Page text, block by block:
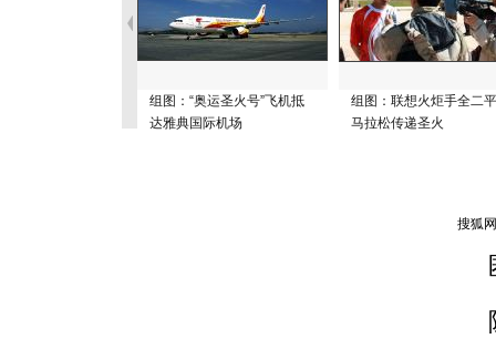
组图：“奥运圣火号”飞机抵
达雅典国际机场
组图：联想火炬手全二
马拉松传递圣火